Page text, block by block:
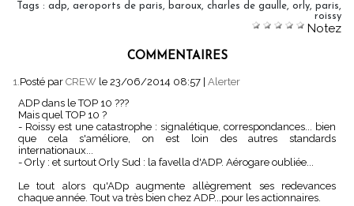
Tags : adp, aeroports de paris, baroux, charles de gaulle, orly, paris,
roissy
Notez
COMMENTAIRES
1.Posté par CREW le 23/06/2014 08:57 Alerter
ADP dans le TOP 10 ???
Mais quel TOP 10 ?
- Roissy est une catastrophe : signalétique, correspondances... bien
que cela s'améliore, on est loin des autres standards
internationaux...
- Orly : et surtout Orly Sud : la favella d'ADP. Aérogare oubliée...
Le tout alors qu'ADp augmente allègrement ses redevances
chaque année. Tout va très bien chez ADP...pour les actionnaires.